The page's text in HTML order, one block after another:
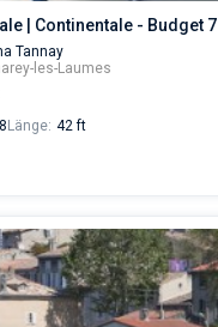
| Continentale - Budget 7
Tannay
les-Laumes
Länge: 42 ft